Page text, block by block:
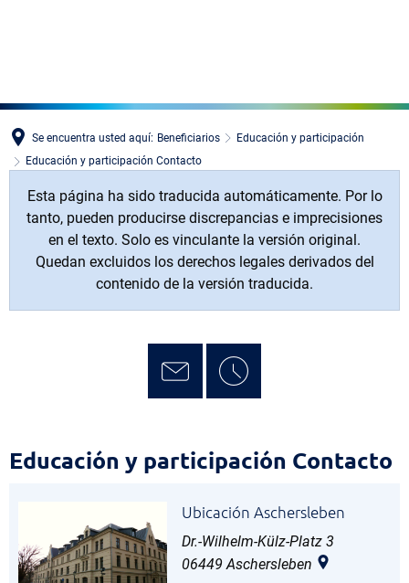
Se encuentra usted aquí: Beneficiarios
Educación y participación
Educación y participación Contacto
Esta página ha sido traducida automáticamente. Por lo
tanto, pueden producirse discrepancias e imprecisiones
en el texto. Solo es vinculante la versión original.
Quedan excluidos los derechos legales derivados del
contenido de la versión traducida.
Educación
participación
Contacto
Educación y participación Contacto
Ubicación Aschersleben
Dr.-Wilhelm-Külz-Platz 3
06449 Aschersleben